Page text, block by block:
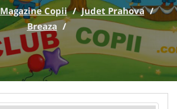
Magazine Copii / Judet Prahova /
Breaza /